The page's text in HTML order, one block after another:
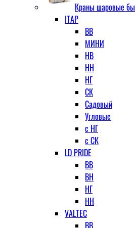
Краны шаровые
ITAP
ВВ
МИНИ
НВ
НН
НГ
СК
Садовый
Угловые
с НГ
с СК
LD PRIDE
ВВ
ВН
НГ
НН
VALTEC
ВВ